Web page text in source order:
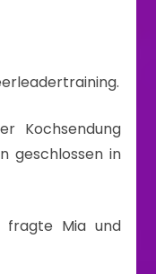
Kochsendung
geschlossen in
fragte Mia und